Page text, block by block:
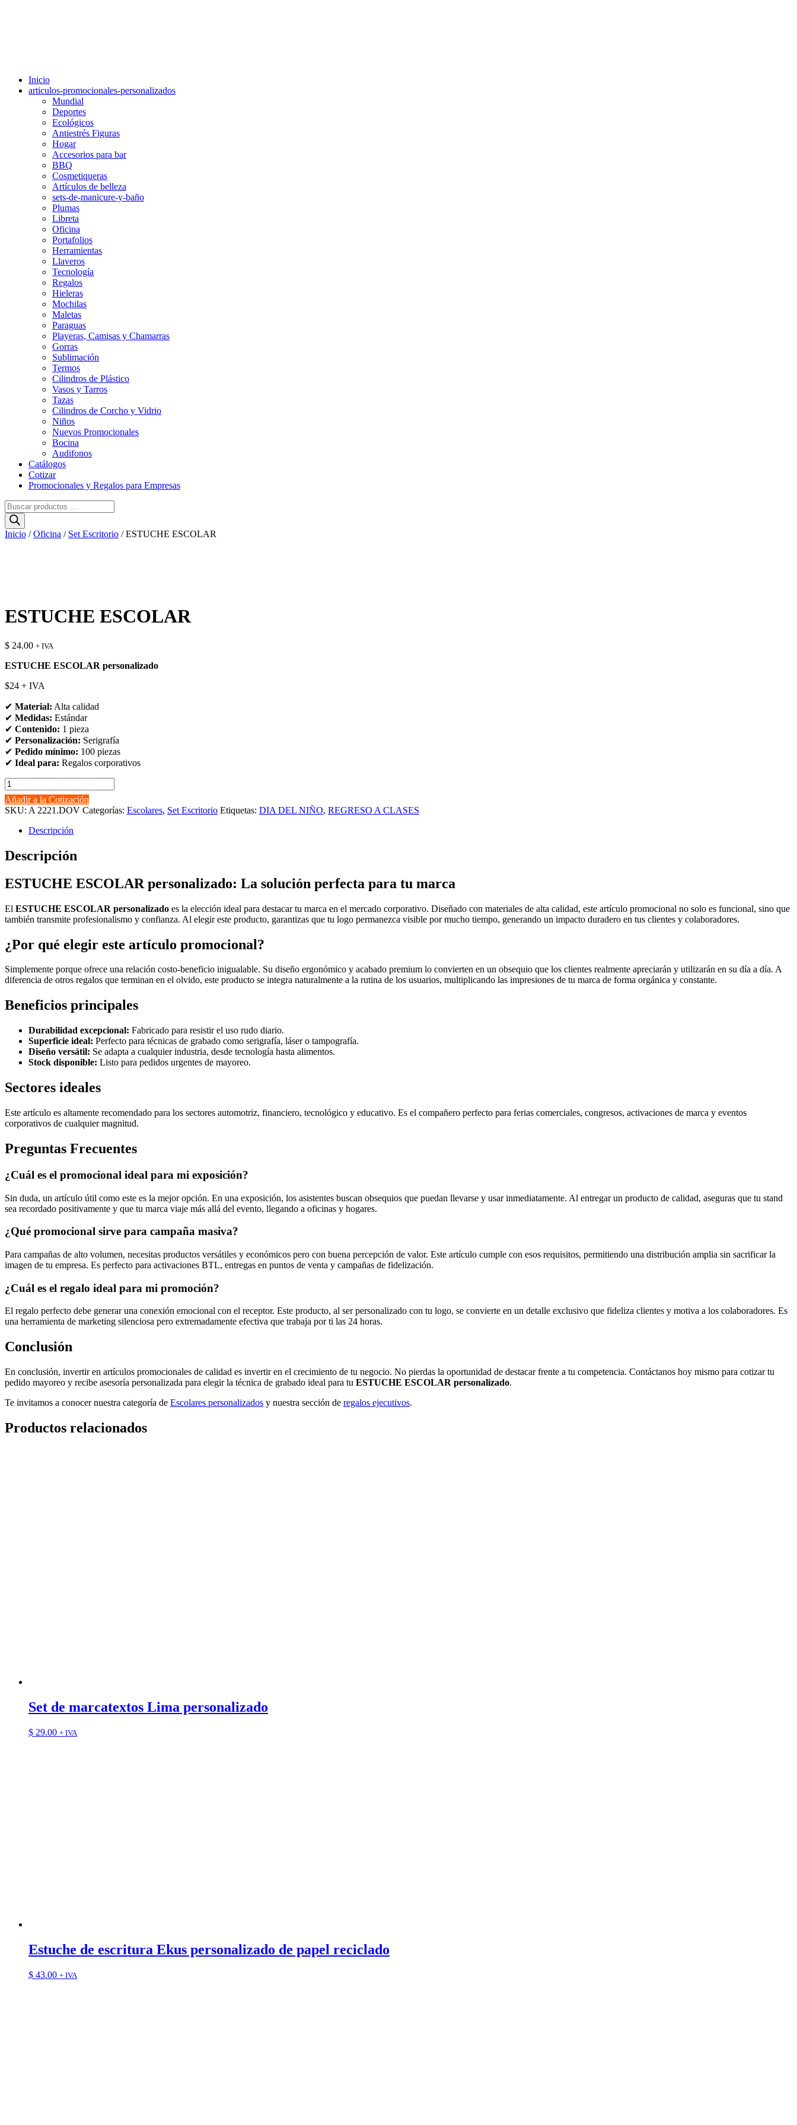
Inicio
articulos-promocionales-personalizados
Mundial
Deportes
Ecológicos
Antiestrés Figuras
Hogar
Accesorios para bar
BBQ
Cosmetiqueras
Artículos de belleza
sets-de-manicure-y-baño
Plumas
Libreta
Oficina
Portafolios
Herramientas
Llaveros
Tecnología
Regalos
Hieleras
Mochilas
Maletas
Paraguas
Playeras, Camisas y Chamarras
Gorras
Sublimación
Termos
Cilindros de Plástico
Vasos y Tarros
Tazas
Cilindros de Corcho y Vidrio
Niños
Nuevos Promocionales
Bocina
Audifonos
Catálogos
Cotizar
Promocionales y Regalos para Empresas
Búsqueda
de
productos
Inicio /Oficina / Set Escritorio / ESTUCHE ESCOLAR
ESTUCHE ESCOLAR
$ 24.00 + IVA
ESTUCHE ESCOLAR personalizado
$24 + IVA
✔ Material: Alta calidad
✔ Medidas: Estándar
✔ Contenido: 1 pieza
✔ Personalización: Serigrafía
✔ Pedido mínimo: 100 piezas
✔ Ideal para: Regalos corporativos
ESTUCHE
ESCOLAR
cantidad
Añadir a la Cotización
SKU: A 2221.DOV Categorías: Escolares, Set Escritorio Etiquetas: DIA DEL NIÑO, REGRESO A CLASES
Descripción
Descripción
ESTUCHE ESCOLAR personalizado: La solución perfecta para tu marca
El ESTUCHE ESCOLAR personalizado es la elección ideal para destacar tu marca en el mercado corporativo. Diseñado con materiales de alta calidad, este artículo promocional no solo es funcional, sino que
también transmite profesionalismo y confianza. Al elegir este producto, garantizas que tu logo permanezca visible por mucho tiempo, generando un impacto duradero en tus clientes y colaboradores.
¿Por qué elegir este artículo promocional?
Simplemente porque ofrece una relación costo-beneficio inigualable. Su diseño ergonómico y acabado premium lo convierten en un obsequio que los clientes realmente apreciarán y utilizarán en su día a día. A
diferencia de otros regalos que terminan en el olvido, este producto se integra naturalmente a la rutina de los usuarios, multiplicando las impresiones de tu marca de forma orgánica y constante.
Beneficios principales
Durabilidad excepcional: Fabricado para resistir el uso rudo diario.
Superficie ideal: Perfecto para técnicas de grabado como serigrafía, láser o tampografía.
Diseño versátil: Se adapta a cualquier industria, desde tecnología hasta alimentos.
Stock disponible: Listo para pedidos urgentes de mayoreo.
Sectores ideales
Este artículo es altamente recomendado para los sectores automotriz, financiero, tecnológico y educativo. Es el compañero perfecto para ferias comerciales, congresos, activaciones de marca y eventos
corporativos de cualquier magnitud.
Preguntas Frecuentes
¿Cuál es el promocional ideal para mi exposición?
Sin duda, un artículo útil como este es la mejor opción. En una exposición, los asistentes buscan obsequios que puedan llevarse y usar inmediatamente. Al entregar un producto de calidad, aseguras que tu stand
sea recordado positivamente y que tu marca viaje más allá del evento, llegando a oficinas y hogares.
¿Qué promocional sirve para campaña masiva?
Para campañas de alto volumen, necesitas productos versátiles y económicos pero con buena percepción de valor. Este artículo cumple con esos requisitos, permitiendo una distribución amplia sin sacrificar la
imagen de tu empresa. Es perfecto para activaciones BTL, entregas en puntos de venta y campañas de fidelización.
¿Cuál es el regalo ideal para mi promoción?
El regalo perfecto debe generar una conexión emocional con el receptor. Este producto, al ser personalizado con tu logo, se convierte en un detalle exclusivo que fideliza clientes y motiva a los colaboradores. Es
una herramienta de marketing silenciosa pero extremadamente efectiva que trabaja por ti las 24 horas.
Conclusión
En conclusión, invertir en artículos promocionales de calidad es invertir en el crecimiento de tu negocio. No pierdas la oportunidad de destacar frente a tu competencia. Contáctanos hoy mismo para cotizar tu
pedido mayoreo y recibe asesoría personalizada para elegir la técnica de grabado ideal para tu ESTUCHE ESCOLAR personalizado.
Te invitamos a conocer nuestra categoría de Escolares personalizados y nuestra sección de regalos ejecutivos.
Productos relacionados
Set de marcatextos Lima personalizado
$ 29.00 + IVA
Estuche de escritura Ekus personalizado de papel reciclado
$ 43.00 + IVA